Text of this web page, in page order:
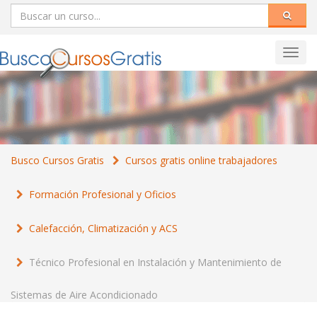
Busco Cursos Gratis Cursos gratis online trabajadores
Formación Profesional y Oficios
Calefacción, Climatización y ACS
Técnico Profesional en Instalación y Mantenimiento de
Sistemas de Aire Acondicionado